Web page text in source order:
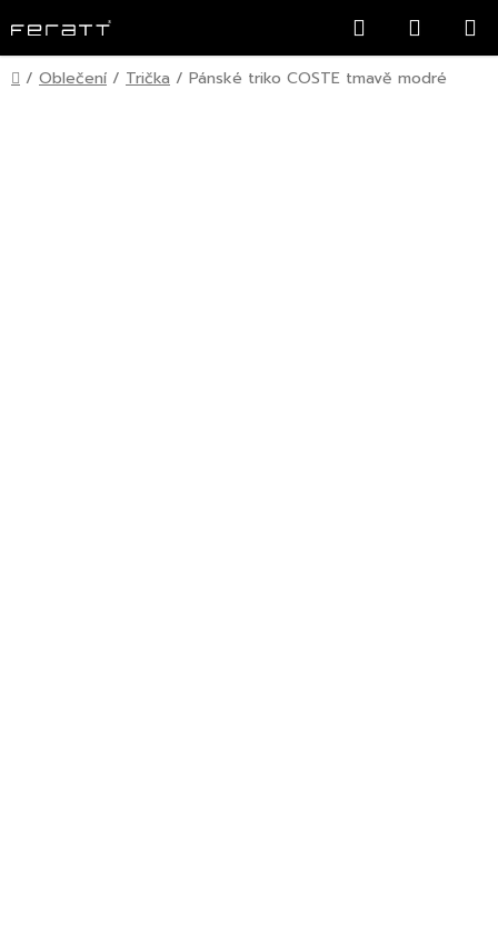
na
obsah
Hledat
KOŠÍK
Domů
/ Oblečení / Trička / Pánské triko COSTE tmavě modré